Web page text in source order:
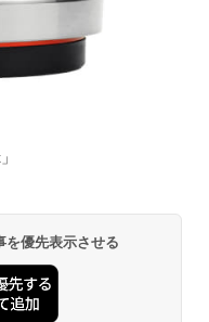
優先表示させる